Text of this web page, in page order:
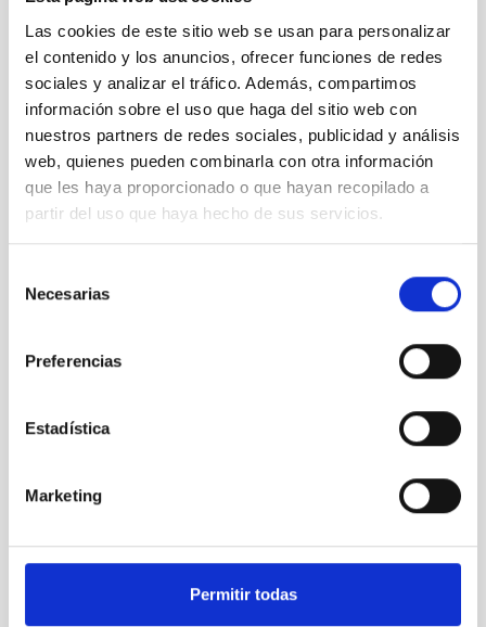
Las cookies de este sitio web se usan para personalizar
el contenido y los anuncios, ofrecer funciones de redes
sociales y analizar el tráfico. Además, compartimos
información sobre el uso que haga del sitio web con
nuestros partners de redes sociales, publicidad y análisis
web, quienes pueden combinarla con otra información
que les haya proporcionado o que hayan recopilado a
partir del uso que haya hecho de sus servicios.
Necesarias
Preferencias
Estadística
Marketing
Permitir todas
Abril 2022(1)
Marzo 2022 (2)
Febrero 2022(2)
Noviembre 2021(2)
Octubre 2021(3)
Septiembre 2021(4)
Agosto 2021 (6)
Julio 2021(5)
Marzo 2021
Enero 2021
Octubre 2020
Julio 2020
Mayo 2020(3)
Abril 2020(12)